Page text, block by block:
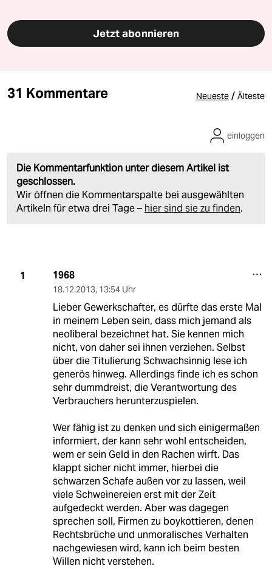
Jetzt abonnieren
31 Kommentare Neueste / Älteste
Die Kommentarfunktion unter diesem Artikel ist
geschlossen.
Wir öffnen die Kommentarspalte bei ausgewählten
Artikeln für etwa drei Tage – hier sind sie zu finden.
einloggen
1 1968
18.12.2013, 13:54 Uhr
Lieber Gewerkschafter, es dürfte das erste Mal
in meinem Leben sein, dass mich jemand als
neoliberal bezeichnet hat. Sie kennen mich
nicht, von daher sei ihnen verziehen. Selbst
über die Titulierung Schwachsinnig lese ich
generös hinweg. Allerdings finde ich es schon
sehr dummdreist, die Verantwortung des
Verbrauchers herunterzuspielen.
Wer fähig ist zu denken und sich einigermaßen
informiert, der kann sehr wohl entscheiden,
wem er sein Geld in den Rachen wirft. Das
klappt sicher nicht immer, hierbei die
schwarzen Schafe außen vor zu lassen, weil
viele Schweinereien erst mit der Zeit
aufgedeckt werden. Aber was dagegen
sprechen soll, Firmen zu boykottieren, denen
Rechtsbrüche und unmoralisches Verhalten
nachgewiesen wird, kann ich beim besten
Willen nicht verstehen.